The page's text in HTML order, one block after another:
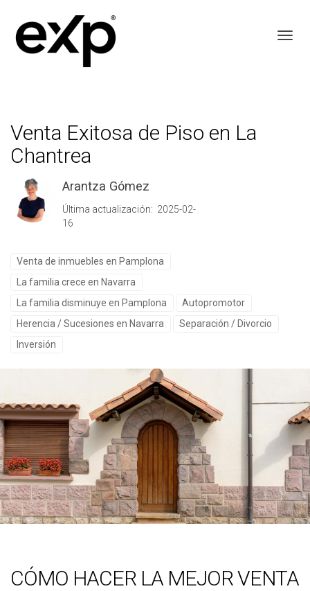
Venta Exitosa de Piso en La
Chantrea
Arantza Gómez
Última actualización: 2025-02-
16
Venta de inmuebles en Pamplona
La familia crece en Navarra
La familia disminuye en Pamplona
Autopromotor
Herencia / Sucesiones en Navarra
Separación / Divorcio
Inversión
CÓMO HACER LA MEJOR VENTA